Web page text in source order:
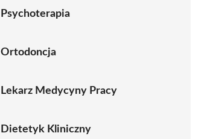
Psychoterapia
Ortodoncja
Lekarz Medycyny Pracy
Dietetyk Kliniczny